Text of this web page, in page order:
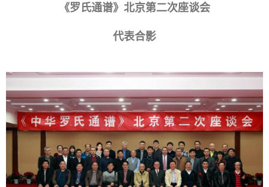
《罗氏通谱》北京第二次座谈会
代表合影